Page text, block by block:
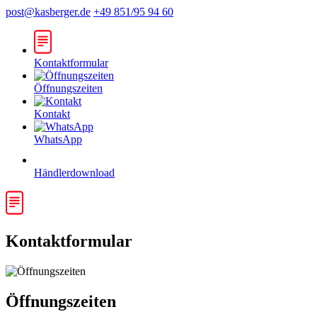
post@kasberger.de +49 851/95 94 60
Kontaktformular
Öffnungszeiten
Kontakt
WhatsApp
Händlerdownload
Kontaktformular
Öffnungszeiten